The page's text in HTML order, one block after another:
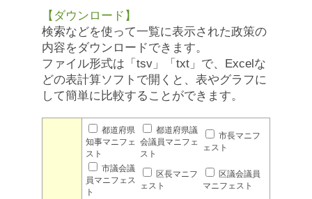
【ダウンロード】
検索などを使って一覧に表示された政策の
内容をダウンロードできます。
ファイル形式は「tsv」「txt」で、Excelな
どの表計算ソフトで開くと、表やグラフに
して簡単に比較することができます。
都道府県
知事マニフェ
スト
都道府県議
会議員マニフェ
スト
市長マニフ
ェスト
市議会議
員マニフェス
ト
区長マニフ
ェスト
区議会議員
マニフェスト